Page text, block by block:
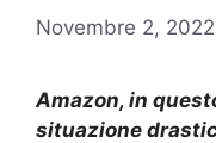
Novembre 2, 2022
Amazon, in
situazione